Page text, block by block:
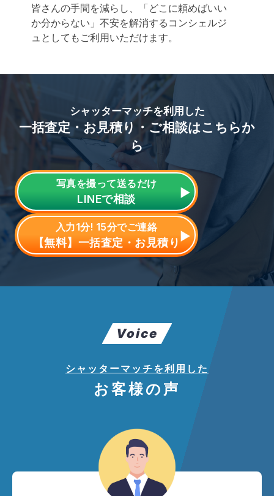
皆さんの手間を減らし、「どこに頼めばいい
か分からない」不安を解消するコンシェルジ
ュとしてもご利用いただけます。
シャッターマッチを利用した
一括査定・お見積り・ご相談はこちらか
ら
写真を撮って送るだけ
LINEで相談
入力1分! 15分でご連絡
【無料】一括査定・お見積り
Voice
シャッターマッチを利用した
お客様の声